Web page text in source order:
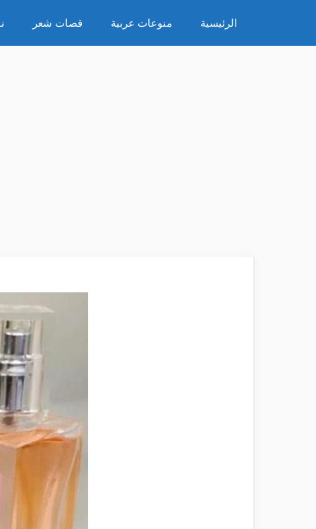
المحتوى
الرئيسية منوعات عربية قصات شعر